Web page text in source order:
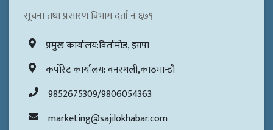
सूचना तथा प्रसारण विभाग दर्ता नं ६७९
प्रमुख कार्यालय:विर्तामोड, झापा
कर्पोरेट कार्यालय: वनस्थली,काठमान्डौ
9852675309/9806054363
marketing@sajilokhabar.com